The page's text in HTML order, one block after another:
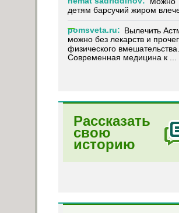
детям барсучий жиром
pomsveta.ru: Вылечить
можно без лекарств и
физического вмешательства.
Современная медицина к ...
Рассказать
свою
историю